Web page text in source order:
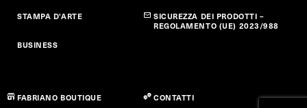
STAMPA D'ARTE
BUSINESS
SICUREZZA DEI PRODOTTI –
REGOLAMENTO (UE) 2023/988
FABRIANO BOUTIQUE CONTATTI